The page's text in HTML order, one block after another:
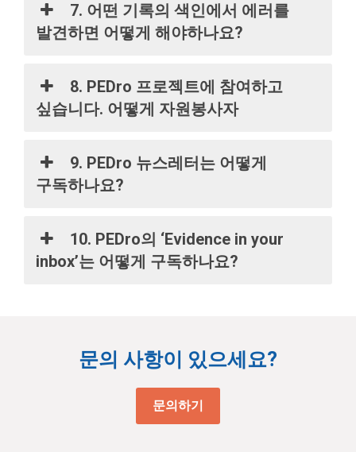
7. 어떤 기록의 색인에서 에러를
발견하면 어떻게 해야하나요?
8. PEDro 프로젝트에 참여하고
싶습니다. 어떻게 자원봉사자
9. PEDro 뉴스레터는 어떻게
구독하나요?
10. PEDro의 ‘Evidence in your
inbox’는 어떻게 구독하나요?
문의 사항이 있으세요?
문의하기